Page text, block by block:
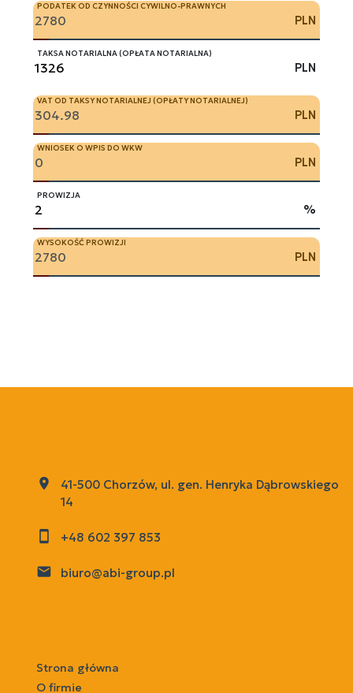
PODATEK OD CZYNNOŚCI CYWILNO-PRAWNYCH
PLN
TAKSA NOTARIALNA (OPŁATA NOTARIALNA)
PLN
VAT OD TAKSY NOTARIALNEJ (OPŁATY NOTARIALNEJ)
PLN
WNIOSEK O WPIS DO WKW
PLN
PROWIZJA
%
WYSOKOŚĆ PROWIZJI
PLN
41-500 Chorzów, ul. gen. Henryka Dąbrowskiego
14
+48 602 397 853
biuro@abi-group.pl
Strona główna
O firmie